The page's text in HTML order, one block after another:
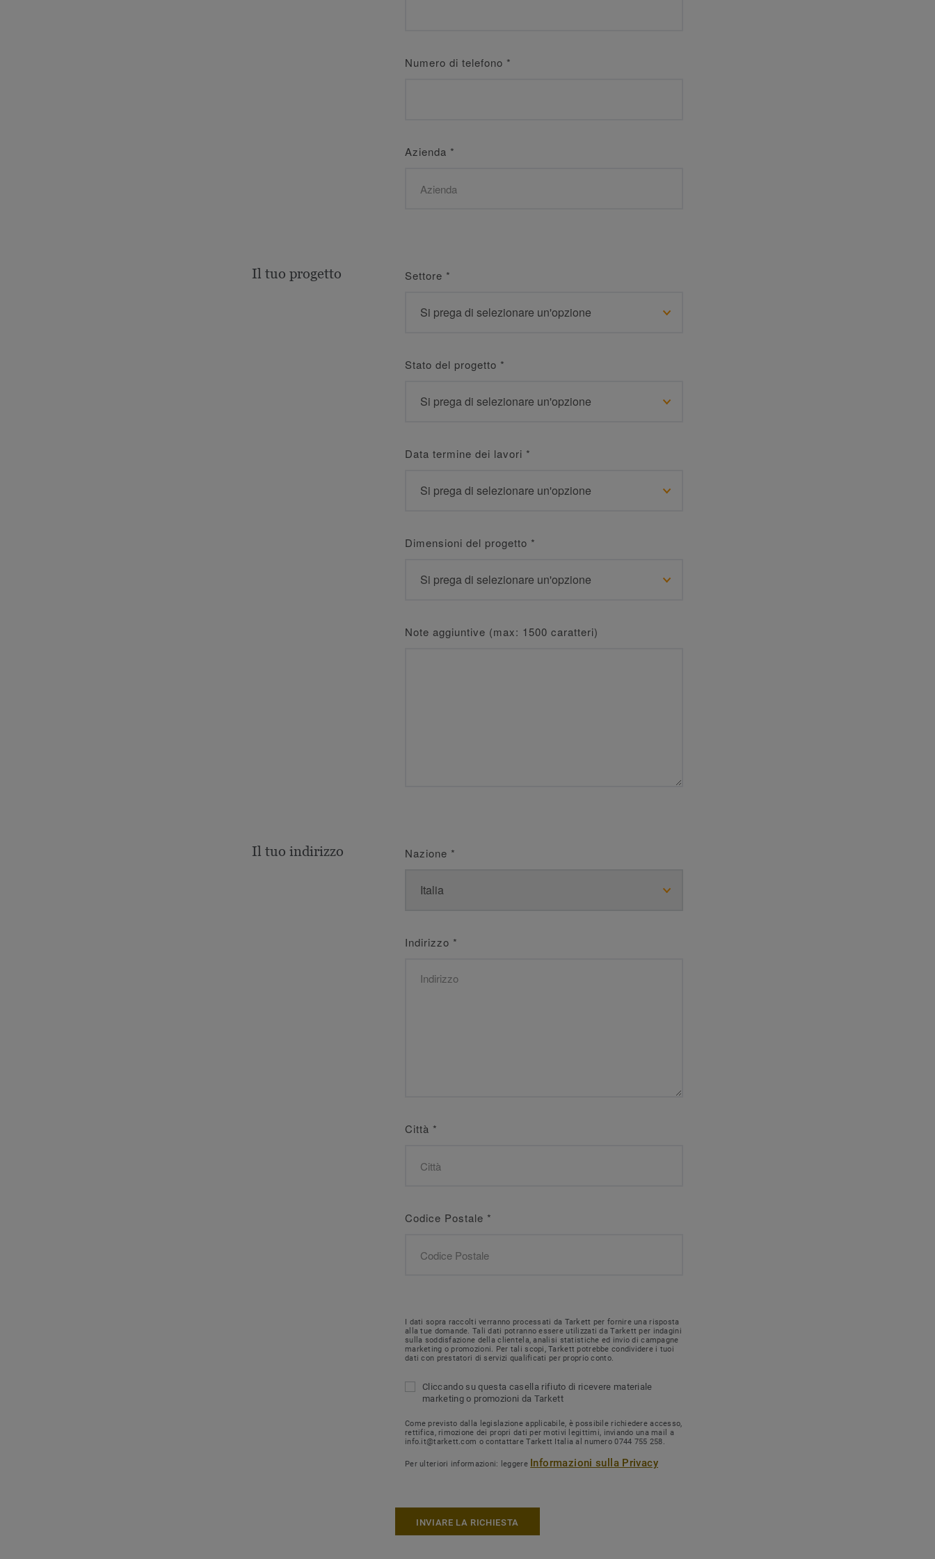
Numero di telefono *
Azienda *
Il tuo progetto Settore *
Stato del progetto *
Data termine dei lavori *
Dimensioni del progetto *
Note aggiuntive (max: 1500 caratteri)
Il tuo indirizzo Nazione *
Indirizzo *
Città *
Codice Postale *
I dati sopra raccolti verranno processati da Tarkett per fornire una risposta
alla tue domande. Tali dati potranno essere utilizzati da Tarkett per indagini
sulla soddisfazione della clientela, analisi statistiche ed invio di campagne
marketing o promozioni. Per tali scopi, Tarkett potrebbe condividere i tuoi
dati con prestatori di servizi qualificati per proprio conto.
Cliccando su questa casella rifiuto di ricevere materiale
marketing o promozioni da Tarkett
Come previsto dalla legislazione applicabile, è possibile richiedere accesso,
rettifica, rimozione dei propri dati per motivi legittimi, inviando una mail a
info.it@tarkett.com o contattare Tarkett Italia al numero 0744 755 258.
Per ulteriori informazioni: leggere Informazioni sulla Privacy
INVIARE LA RICHIESTA